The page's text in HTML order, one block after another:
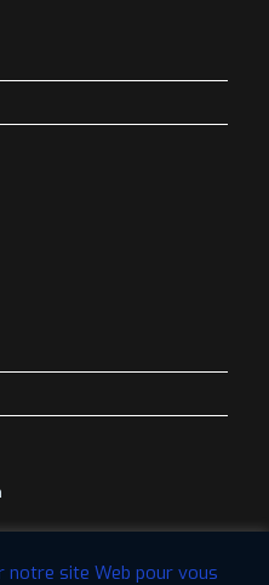
notre site Web pour vous